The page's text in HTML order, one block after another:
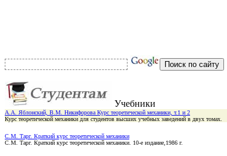
Учебники
А.А. Яблонский, В.М. Никифорова Курс теоретической механики, т.1 и 2
Курс теоретической механики для студентов высших учебных заведений в двух томах.
С.М. Тарг. Краткий курс теоретической механики
С.М. Тарг. Краткий курс теоретической механики. 10-е издание,1986 г.